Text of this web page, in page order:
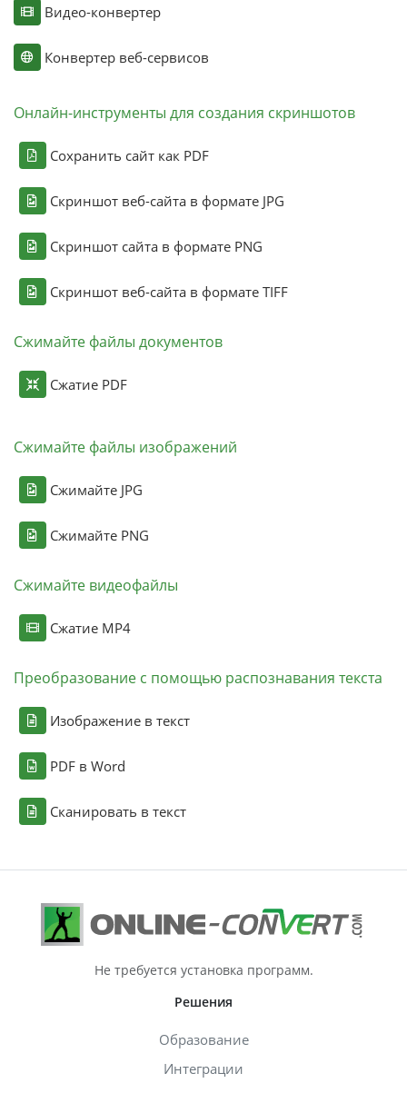
Видео-конвертер
Конвертер веб-сервисов
Онлайн-инструменты для создания скриншотов
Сохранить сайт как PDF
Скриншот веб-сайта в формате JPG
Скриншот сайта в формате PNG
Скриншот веб-сайта в формате TIFF
Сжимайте файлы документов
Сжатие PDF
Сжимайте файлы изображений
Сжимайте JPG
Сжимайте PNG
Сжимайте видеофайлы
Сжатие MP4
Преобразование с помощью распознавания текста
Изображение в текст
PDF в Word
Сканировать в текст
Не требуется установка программ.
Решения
Образование
Интеграции